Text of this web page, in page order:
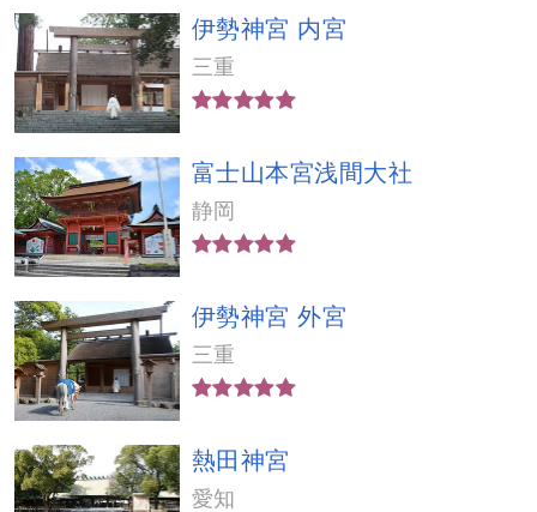
伊勢神宮 内宮
三重
富士山本宮浅間大社
静岡
伊勢神宮 外宮
三重
熱田神宮
愛知